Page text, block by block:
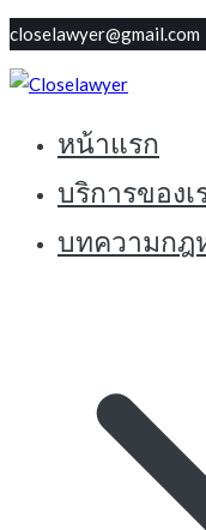
Skip
to
content
Closelawyer
ทนายใกล้ตัว รั
หน้าแรก
บริการของเ
บทความกฎ